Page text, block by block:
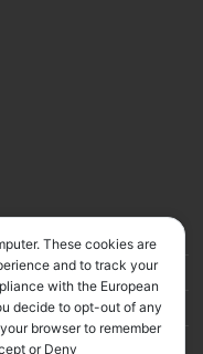
These cookies are
and to track your
with the European
decide to opt-out of any
browser to remember
or Deny